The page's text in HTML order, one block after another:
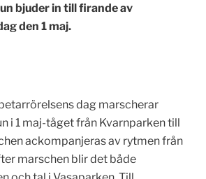
bjuder in till firande av
den 1 maj.
dag marscherar
i 1 maj-tåget från Kvarnparken till
ackompanjeras av rytmen från
marschen blir det både